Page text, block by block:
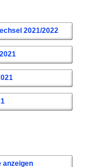
2021/2022
anzeigen